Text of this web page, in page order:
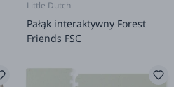
Little Dutch
Pałąk interaktywny Forest
Friends FSC